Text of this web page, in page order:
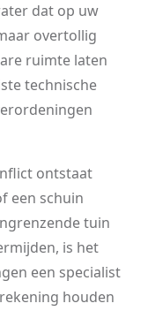
dat op uw
overtollig
ruimte laten
technische
ontstaat
een schuin
tuin
is het
een specialist
houden